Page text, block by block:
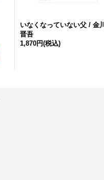
いなくなっていない父 / 金川
晋吾
1,870円(税込)